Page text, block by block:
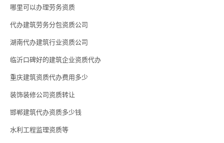
哪里可以办理劳务资质
代办建筑劳务分包资质公司
湖南代办建筑行业资质公司
临沂口碑好的建筑企业资质代办
重庆建筑资质代办费用多少
装饰装修公司资质转让
邯郸建筑代办资质多少钱
水利工程监理资质等